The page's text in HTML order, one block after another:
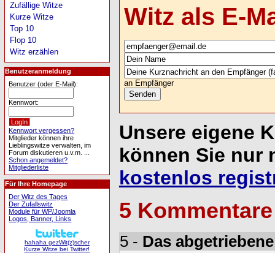
Witz als E-
an Empfänger
Unsere eigene
können Sie nur
kostenlos
5
5 - Das
Zufällige Witze
Kurze Witze
Top 10
Flop 10
Witz erzählen
Benutzeranmeldung
Benutzer (oder E-Mail):
Kennwort:
Kennwort vergessen?
Mitglieder können ihre
Lieblingswitze verwalten, im
Forum diskutieren u.v.m. ...
Schon angemeldet?
Mitgliederliste
Für Ihre Homepage
Der Witz des Tages
Der Zufallswitz
Module für WP/Joomla
Logos, Banner, Links
hahaha gezWit(z)scher
Kurze Witze bei Twitter!